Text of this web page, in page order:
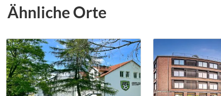
Ähnliche Orte